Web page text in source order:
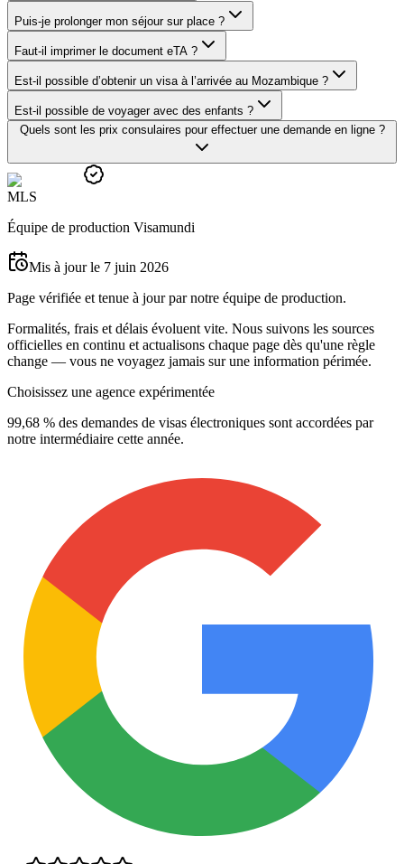
Puis-je prolonger mon séjour sur place ?
Faut-il imprimer le document eTA ?
Est-il possible d’obtenir un visa à l’arrivée au Mozambique ?
Est-il possible de voyager avec des enfants ?
Quels sont les prix consulaires pour effectuer une demande en ligne ?
MLS
Équipe de production Visamundi
Mis à jour le 7 juin 2026
Page vérifiée et tenue à jour par notre équipe de production.
Formalités, frais et délais évoluent vite. Nous suivons les sources
officielles en continu et actualisons chaque page dès qu'une règle
change — vous ne voyagez jamais sur une information périmée.
Choisissez une agence expérimentée
99,68 % des demandes de visas électroniques sont accordées par
notre intermédiaire cette année.